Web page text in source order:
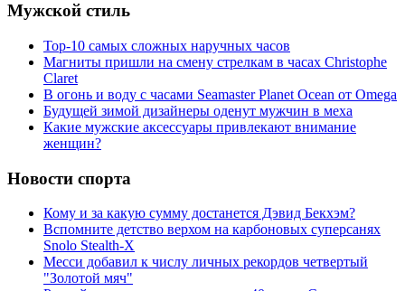
Мужской стиль
Top-10 самых сложных наручных часов
Магниты пришли на смену стрелкам в часах Christophe
Claret
В огонь и воду с часами Seamaster Planet Ocean от Omega
Будущей зимой дизайнеры оденут мужчин в меха
Какие мужские аксессуары привлекают внимание
женщин?
Новости спорта
Кому и за какую сумму достанется Дэвид Бекхэм?
Вспомните детство верхом на карбоновых суперсанях
Snolo Stealth-X
Месси добавил к числу личных рекордов четвертый
"Золотой мяч"